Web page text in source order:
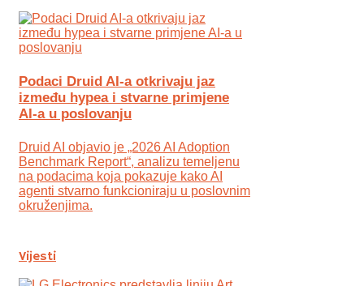
Podaci Druid AI-a otkrivaju jaz
između hypea i stvarne primjene
AI-a u poslovanju
Druid AI objavio je „2026 AI Adoption
Benchmark Report“, analizu temeljenu
na podacima koja pokazuje kako AI
agenti stvarno funkcioniraju u poslovnim
okruženjima.
Vijesti